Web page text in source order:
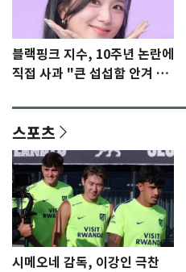
블랙핑크 지수, 10주년 논란에
직접 사과 "큰 섭섭함 안겨 미
스포츠
시메오네 감독, 이강인 극찬